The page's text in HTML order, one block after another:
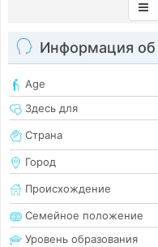
Информация об
Age
Здесь для
Страна
Город
Происхождение
Семейное положение
Уровень образования